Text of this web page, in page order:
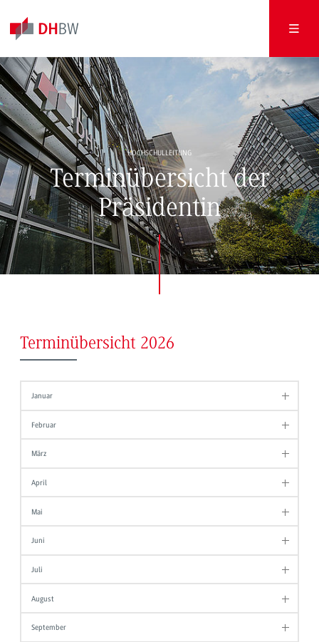
HOCHSCHULLEITUNG
Terminübersicht der
Präsidentin
Terminübersicht 2026
Januar
Februar
März
April
Mai
Juni
Juli
August
September